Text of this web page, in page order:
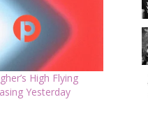
High Flying
Yesterday